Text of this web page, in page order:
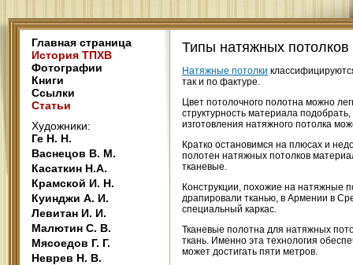
Главная страница
История ТПХВ
Фотографии
Книги
Ссылки
Статьи
Художники:
Ге Н. Н.
Васнецов В. М.
Касаткин Н.А.
Крамской И. Н.
Куинджи А. И.
Левитан И. И.
Малютин С. В.
Мясоедов Г. Г.
Неврев Н. В.
Типы натяжных потолков
Натяжные потолки
так и по фактуре.
Цвет потолочного полотна можно
структурность материала
изготовления натяжного потолка
Кратко остановимся на плюсах и
полотен натяжных потолков
тканевые.
Конструкции, похожие на натяжные
драпировали тканью, в Армении в
специальный каркас.
Тканевые полотна для натяжных
ткань. Именно эта технология
может достигать пяти метров.